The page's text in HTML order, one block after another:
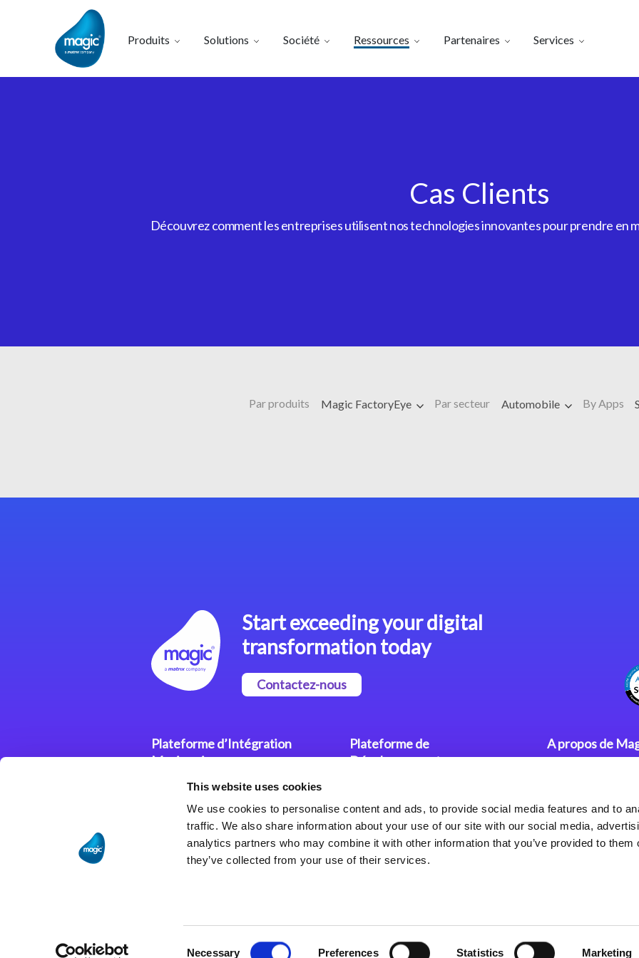
This website uses cookies
We use cookies to personalise content and ads, to provide social media features and to
traffic. We also share information about your use of our site with our social media,
analytics partners who may combine it with other information that you’ve provided to them
they’ve collected from your use of their services.
Necessary Preferences Statistics Marketing
Produits Solutions Société Ressources Partenaires Services
Cas Clients
Découvrez comment les entreprises utilisent nos technologies innovantes pour prendre en
Par produits Magic FactoryEye Par secteur Automobile By Apps
Start exceeding your digital
transformation today
Contactez-nous
Plateforme d’Intégration
Magic xpi
Plateformes d’Intégration
Solutions d’Intégration
Plateforme de
Développement
xpa
Framework Web pour Magic
xpa
A propos de
Politique de